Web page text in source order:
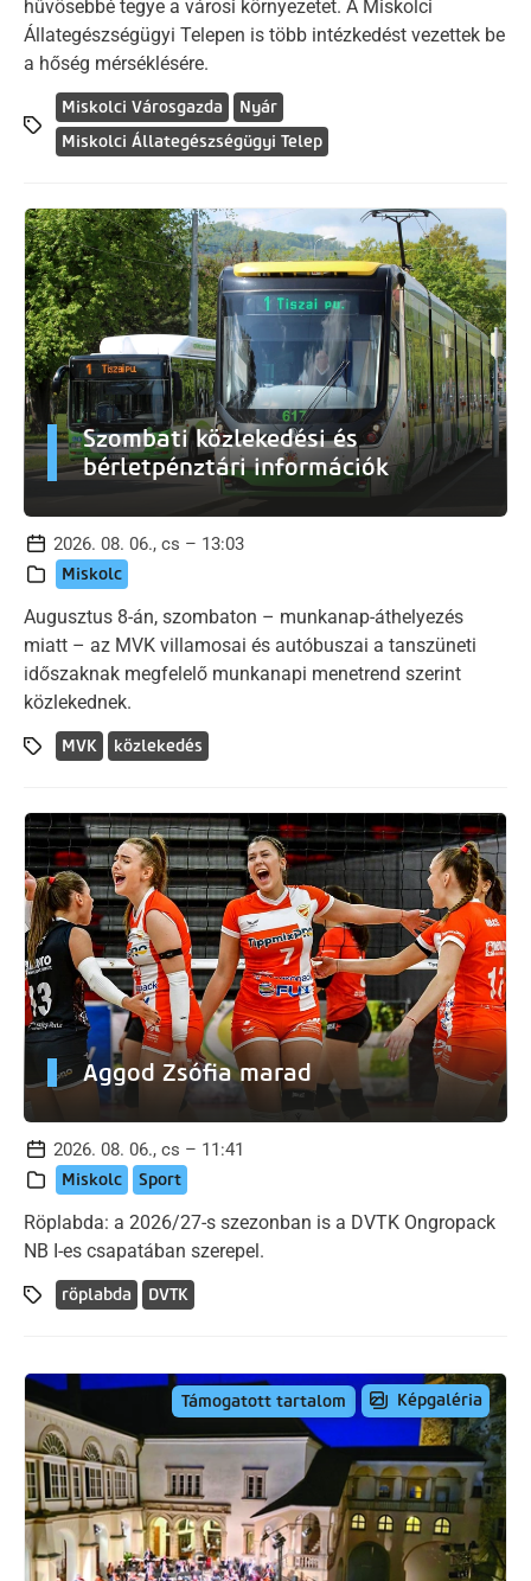
hűvösebbé tegye a városi környezetet. A Miskolci
Állategészségügyi Telepen is több intézkedést vezettek be
a hőség mérséklésére.
Miskolci Városgazda
Nyár
Miskolci Állategészségügyi Telep
Szombati közlekedési és
bérletpénztári információk
2026. 08. 06., cs – 13:03
Miskolc
Augusztus 8-án, szombaton – munkanap-áthelyezés
miatt – az MVK villamosai és autóbuszai a tanszüneti
időszaknak megfelelő munkanapi menetrend szerint
közlekednek.
MVK közlekedés
Aggod Zsófia marad
2026. 08. 06., cs – 11:41
Miskolc Sport
Röplabda: a 2026/27-s szezonban is a DVTK Ongropack
NB I-es csapatában szerepel.
röplabda DVTK
Támogatott tartalom Képgaléria